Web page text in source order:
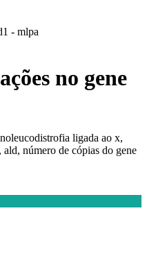
- mlpa
no gene
ligada ao x,
número de cópias do gene